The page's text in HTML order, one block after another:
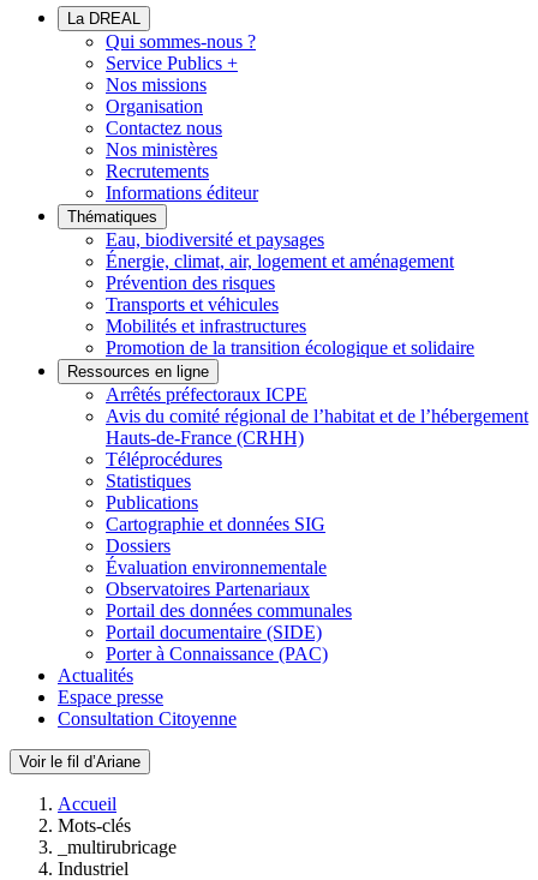
La DREAL
Qui sommes-nous ?
Service Publics +
Nos missions
Organisation
Contactez nous
Nos ministères
Recrutements
Informations éditeur
Thématiques
Eau, biodiversité et paysages
Énergie, climat, air, logement et aménagement
Prévention des risques
Transports et véhicules
Mobilités et infrastructures
Promotion de la transition écologique et solidaire
Ressources en ligne
Arrêtés préfectoraux ICPE
Avis du comité régional de l’habitat et de l’hébergement
Hauts-de-France (CRHH)
Téléprocédures
Statistiques
Publications
Cartographie et données SIG
Dossiers
Évaluation environnementale
Observatoires Partenariaux
Portail des données communales
Portail documentaire (SIDE)
Porter à Connaissance (PAC)
Actualités
Espace presse
Consultation Citoyenne
Voir le fil d’Ariane
Accueil
Mots-clés
_multirubricage
Industriel